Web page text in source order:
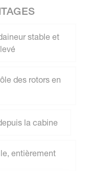
stable et
des rotors en
la cabine
entièrement